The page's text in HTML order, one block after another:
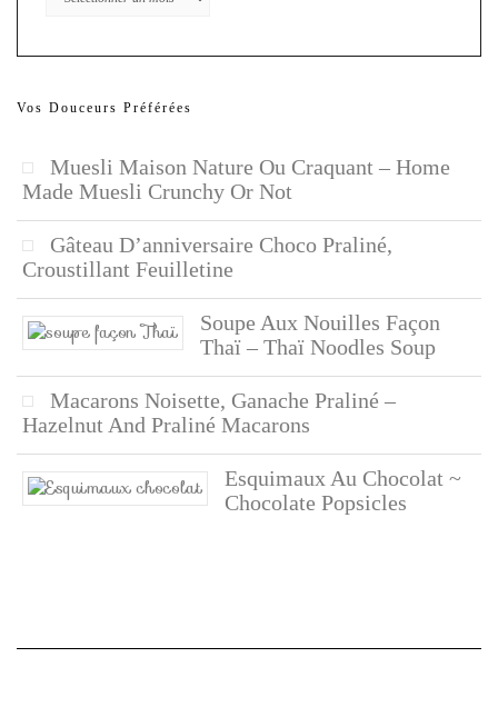
Vos Douceurs Préférées
Muesli Maison Nature Ou Craquant – Home
Made Muesli Crunchy Or Not
Gâteau D’anniversaire Choco Praliné,
Croustillant Feuilletine
Soupe Aux Nouilles Façon
Thaï – Thaï Noodles Soup
Macarons Noisette, Ganache Praliné –
Hazelnut And Praliné Macarons
Esquimaux Au Chocolat ~
Chocolate Popsicles